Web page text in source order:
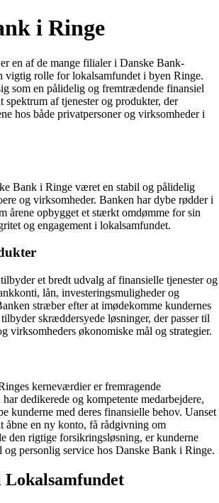
i Ringe
en af de mange filialer i Danske Bank-
vigtig rolle for lokalsamfundet i byen Ringe.
som en pålidelig og fremtrædende finansiel
spektrum af tjenester og produkter, der
hos både privatpersoner og virksomheder i
Bank i Ringe været en stabil og pålidelig
og virksomheder. Banken har dybe rødder i
årene opbygget et stærkt omdømme for sin
og engagement i lokalsamfundet.
et bredt udvalg af finansielle tjenester og
lån, investeringsmuligheder og
stræber efter at imødekomme kundernes
skræddersyede løsninger, der passer til
virksomheders økonomiske mål og strategier.
kerneværdier er fremragende
dedikerede og kompetente medarbejdere,
kunderne med deres finansielle behov. Uanset
åbne en ny konto, få rådgivning om
den rigtige forsikringsløsning, er kunderne
og personlig service hos Danske Bank i Ringe.
Lokalsamfundet